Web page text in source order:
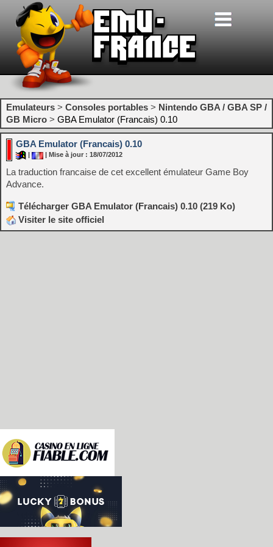
Emulateurs > Consoles portables > Nintendo GBA / GBA SP /
GB Micro > GBA Emulator (Francais) 0.10
GBA Emulator (Francais) 0.10
| Mise à jour : 18/07/2012
La traduction francaise de cet excellent émulateur Game Boy
Advance.
Télécharger GBA Emulator (Francais) 0.10 (219 Ko)
Visiter le site officiel